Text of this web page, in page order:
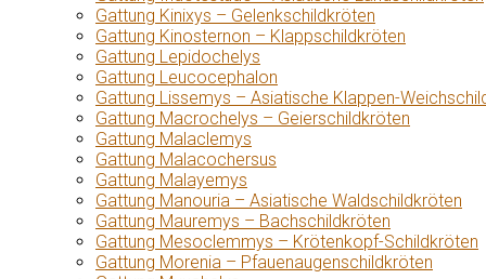
Gattung Kinixys – Gelenkschildkröten
Gattung Kinosternon – Klappschildkröten
Gattung Lepidochelys
Gattung Leucocephalon
Gattung Lissemys – Asiatische Klappen-
Gattung Macrochelys – Geierschildkröten
Gattung Malaclemys
Gattung Malacochersus
Gattung Malayemys
Gattung Manouria – Asiatische Waldschildkröten
Gattung Mauremys – Bachschildkröten
Gattung Mesoclemmys – Krötenkopf-Schildkröten
Gattung Morenia – Pfauenaugenschildkröten